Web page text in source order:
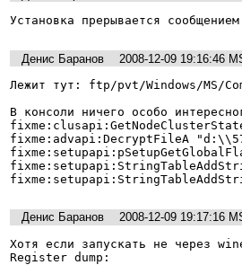
Установка прерывается
Денис Баранов
2008-12-09 19:16:46
Лежит тут: ftp/pvt/Windows/MS/
В консоли ничего особо
fixme:advapi:DecryptFileA
Денис Баранов
2008-12-09 19:17:16
Хотя если запускать не через
Register dump: